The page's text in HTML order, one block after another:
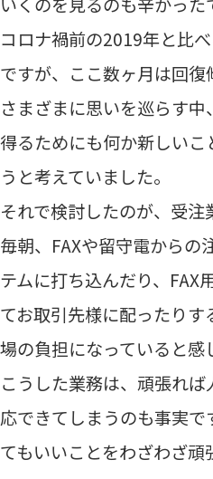
コロナ禍前の2019年と比
ですが、ここ数ヶ月は回復
さまざまに思いを巡らす
得るためにも何か新しいこ
うと考えていました。
それで検討したのが、受注
毎朝、FAXや留守電からの
テムに打ち込んだり、FAX
てお取引先様に配ったり
場の負担になっていると感
こうした業務は、頑張れ
応できてしまうのも事実で
てもいいことをわざわざ頑